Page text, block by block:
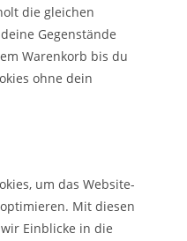
die gleichen
Gegenstände
Warenkorb bis du
ohne dein
um das Website-
Mit diesen
Einblicke in die